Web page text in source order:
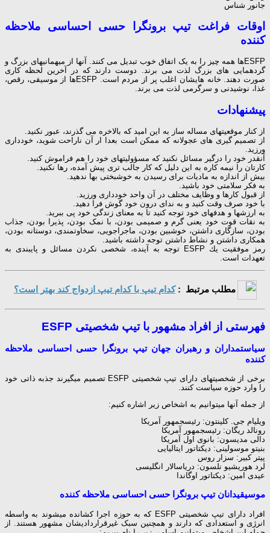
جانور شناس
اوقات فراغت تیپ برونگرا حسی احساسی ملاحظه
کننده
ESFPها همه چیز را به یک اتفاق خوب تبدیل می کنند. آنها از میهمانیهای بزرگ و
گردهمایی های بزرگ لذت می برند. دوست دارند که در آخرین لحظه کاری
صورت دهند. خانه هایشان اغلب پر از مردم است. ESFPها از موسیقی، رقص،
غذا، نوشیدنی و سرگرمی لذت می برند.
پیشنهادات
از کنار موقعیتهای مساله ساز به این امید که بالاخره می گذرند، عبور نکنید.
از تصمیم گیری های عجولانه که ممکن است بعدا ار آن ناراحت شوید، خودداری
ورزید.
آنقدر خود را درگیر مسائل نکنید که مسؤولیتهای خود را هم فراموش کنید.
کارتان را نیمه کاره به این دلیل که کار جالب تری پیش آمده، رها نکنید.
بیش از اندازه به مادیات برای رسیدن به خوشبختی بها ندهید.
به فکر سلامتی خود باشید.
از قبول کارها و وظایف مختلف در آن واحد خودداری ورزید.
با خود صرف وقت کنید و به ندای درون خود گوش فرا دهید.
به ارزشها و هدفهای خود توجه کنید تا به معنای زندگی خود پی ببرید.
به نقات قوت خود یعنی گرم و صمیمی بودن، با نمک بودن، پذیرا بودن، جذاب
بودن، سازگاری داشتن، خوشبین بودن، ماجراجویی، سخاوتمندی، دوستانه بودن،
همکاری داشتن و نشاط داشتن توجه داشته باشید.
رمز موفقیت یك ESFP توجه به آینده، شخصی نکردن مسائل و پایبندی به
تعهدات است.
مطلب مرتبط :کدام تیپ با کدام تیپ ازدواج کند بهتر است؟
فهرستی از افراد مشهور با تیپ شخصیتی ESFP
سیاستمداران و رهبران جهان تیپ برونگرا حسی احساسی ملاحظه
کننده
برخی از شخصیت‎های دارای تیپ شخصیتی ESFP تصمیم می‎گیرند جذبه ذاتی خود
را وارد حوزه سیاست کنند.
از جمله آن‎ها می‎توانیم به اشخاص زیر اشاره کنیم:
ویلیام جی. کلینتون: رئیس‎جمهور آمریکا
رونالد ریگان: رئیس‎جمهور آمریکا
دالی مدیسون: بانوی اول آمریکا
بنیتو موسولینی: دیکتاتور ایتالیایی
پیتر کبیر: سزار روس
لرد هوریشیو نلسون: دریاسالار انگلیسی
عیدی امین: دیکتاتور اوگاندا
موسیقیدانان تیپ برونگرا حسی احساسی ملاحظه کننده
افراد دارای تیپ شخصیتی ESFP که به حوزه اجرا کشانده می‎شوند به واسطه
انرژی و استعدادی که دارند و همچنین سبک غیرقراردادی‎شان مشهور هستند. از